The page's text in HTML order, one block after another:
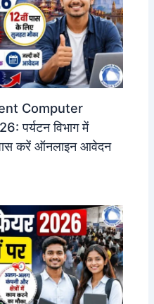
Computer
पर्यटन विभाग में
करें ऑनलाइन आवेदन